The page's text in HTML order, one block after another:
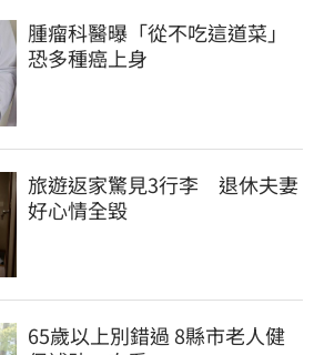
腫瘤科醫曝「從不吃這道菜」
恐多種癌上身
旅遊返家驚見3行李　退休夫妻
好心情全毀
65歲以上別錯過 8縣市老人健